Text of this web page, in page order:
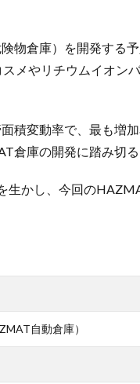
物倉庫）を開発する
メやリチウムイオン
積変動率で、最も増
倉庫の開発に踏み切る
生かし、今回の
自動倉庫）